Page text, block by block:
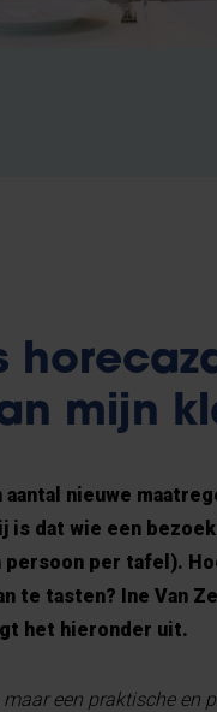
mijn
nieuwe
dat wie een
per tafel).
te tasten? Ine Van
het hieronder uit.
een praktische en